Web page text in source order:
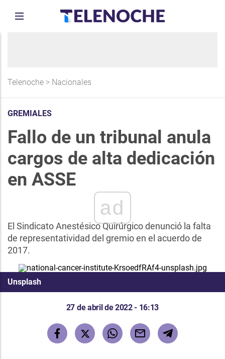
Telenoche > Nacionales
GREMIALES
Fallo de un tribunal anula
cargos de alta dedicación
en ASSE
ad
El Sindicato Anestésico Quirúrgico denunció la falta
de representatividad del gremio en el acuerdo de
2017.
Unsplash
27 de abril de 2022 - 16:13